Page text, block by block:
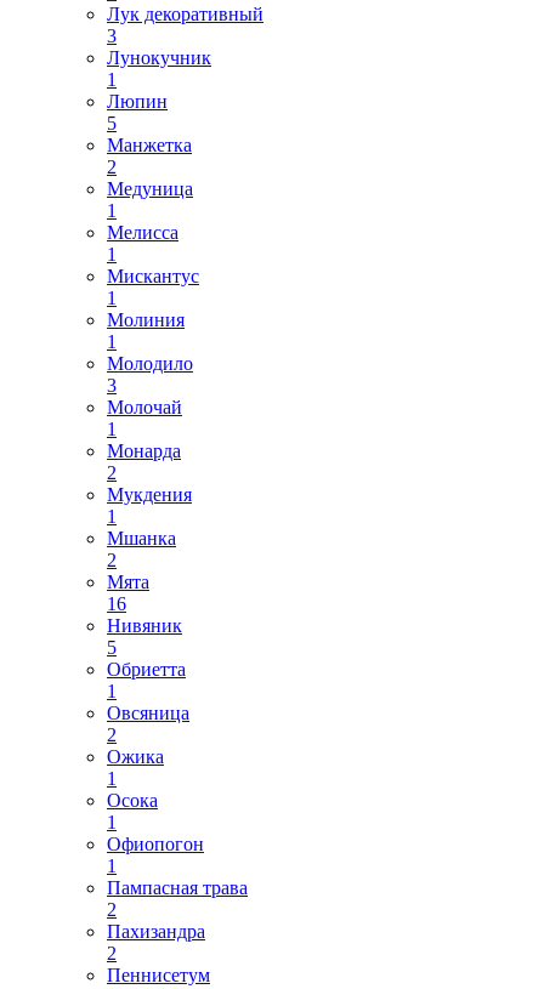
Лук декоративный
3
Лунокучник
1
Люпин
5
Манжетка
2
Медуница
1
Мелисса
1
Мискантус
1
Молиния
1
Молодило
3
Молочай
1
Монарда
2
Мукдения
1
Мшанка
2
Мята
16
Нивяник
5
Обриетта
1
Овсяница
2
Ожика
1
Осока
1
Офиопогон
1
Пампасная трава
2
Пахизандра
2
Пеннисетум